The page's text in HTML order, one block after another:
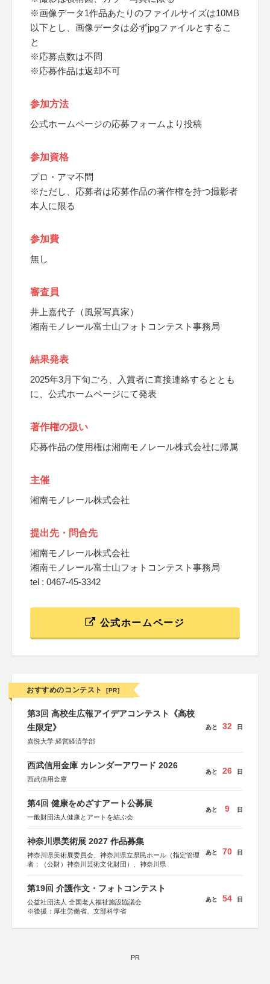
※画像データ1作品あたりのファイルサイズは10MB
以下とし、画像データは必ずjpgファイルとするこ
と
※応募点数は不問
※応募作品は返却不可
参加方法
公式ホームページの応募フォームより投稿
参加資格
プロ・アマ不問
※ただし、応募者は応募作品の著作権を持つ撮影者
本人に限る
参加費
無し
審査員
井上嘉代子（風景写真家）
湘南モノレール富士山フォトコンテスト事務局
結果発表
2025年3月下旬ごろ、入賞者に直接連絡するととも
に、公式ホームページにて発表
著作権の扱い
応募作品の使用権は湘南モノレール株式会社に帰属
主催
湘南モノレール株式会社
提出先・問合先
湘南モノレール株式会社
湘南モノレール富士山フォトコンテスト事務局
tel : 0467-45-3342
公式ホームページ
おすすめのコンテスト [PR]
第3回 高校生広報アイデアコンテスト《高校
生限定》
嘉悦大学 経営経済学部
あと 32 日
西武信用金庫 カレンダーアワード 2026
西武信用金庫
あと 26 日
第4回 健康をめざすアート公募展
一般財団法人健康とアートを結ぶ会
あと 9 日
神奈川県美術展 2027 作品募集
神奈川県美術展委員会、神奈川県立県民ホール（指定管理
者：（公財）神奈川芸術文化財団）、神奈川県
あと 70 日
第19回 介護作文・フォトコンテスト
公益社団法人 全国老人福祉施設協議会
※後援：厚生労働省、文部科学省
あと 54 日
PR